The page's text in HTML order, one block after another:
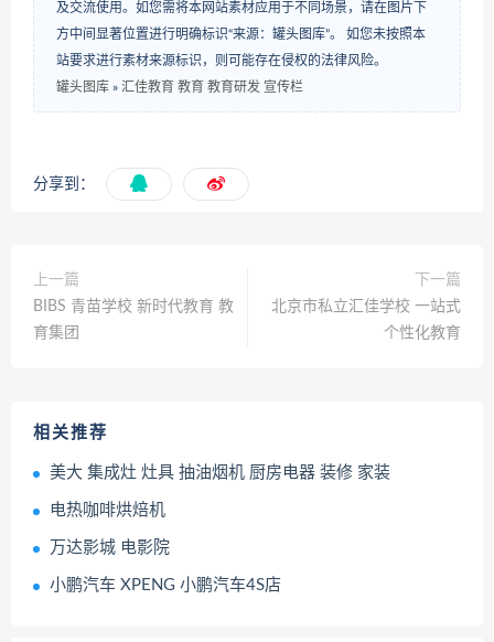
及交流使用。如您需将本网站素材应用于不同场景，请在图片下
方中间显著位置进行明确标识“来源：罐头图库”。 如您未按照本
站要求进行素材来源标识，则可能存在侵权的法律风险。
罐头图库 » 汇佳教育 教育 教育研发 宣传栏
分享到：
上一篇
BIBS 青苗学校 新时代教育 教
育集团
下一篇
北京市私立汇佳学校 一站式
个性化教育
相关推荐
美大 集成灶 灶具 抽油烟机 厨房电器 装修 家装
电热咖啡烘焙机
万达影城 电影院
小鹏汽车 XPENG 小鹏汽车4S店